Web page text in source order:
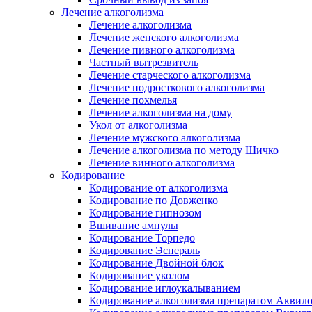
Лечение алкоголизма
Лечение алкоголизма
Лечение женского алкоголизма
Лечение пивного алкоголизма
Частный вытрезвитель
Лечение старческого алкоголизма
Лечение подросткового алкоголизма
Лечение похмелья
Лечение алкоголизма на дому
Укол от алкоголизма
Лечение мужского алкоголизма
Лечение алкоголизма по методу Шичко
Лечение винного алкоголизма
Кодирование
Кодирование от алкоголизма
Кодирование по Довженко
Кодирование гипнозом
Вшивание ампулы
Кодирование Торпедо
Кодирование Эспераль
Кодирование Двойной блок
Кодирование уколом
Кодирование иглоукалыванием
Кодирование алкоголизма препаратом